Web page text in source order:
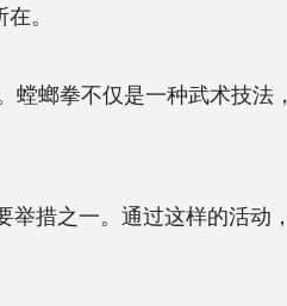
。
螂拳不仅是一种武术技法，
措之一。通过这样的活动，